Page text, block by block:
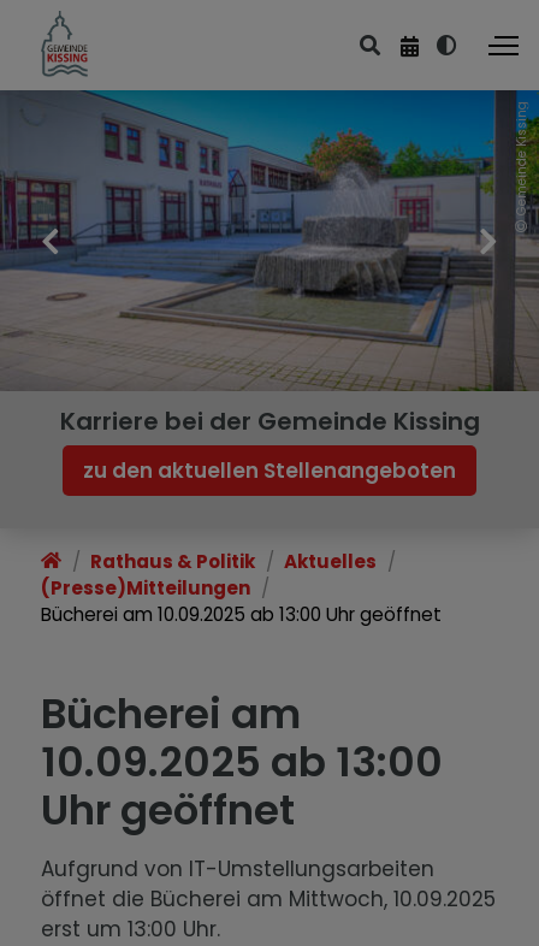
Gemeinde Kissing
Karriere bei der Gemeinde Kissing
zu den aktuellen Stellenangeboten
Rathaus & Politik
Aktuelles
(Presse)Mitteilungen
Bücherei am 10.09.2025 ab 13:00 Uhr geöffnet
Bücherei am
10.09.2025 ab 13:00
Uhr geöffnet
Aufgrund von IT-Umstellungsarbeiten
öffnet die Bücherei am Mittwoch, 10.09.2025
erst um 13:00 Uhr.